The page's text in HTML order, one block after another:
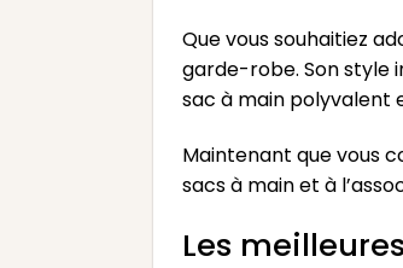
Que vous souhaitiez
garde-robe. Son style
sac à main polyvalent
Maintenant que vous
sacs à main et à
Les